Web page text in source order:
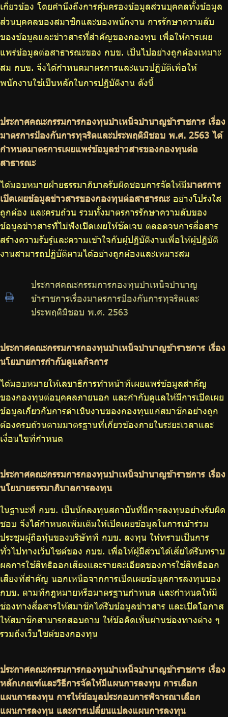
ไทย | Eng
เกี่ยวข้อง โดยคำนึงถึงการคุ้มครองข้อมูลส่วนบุคคลทั้งข้อมูล
ส่วนบุคคลของสมาชิกและของพนักงาน การรักษาความลับ
ของข้อมูลและข่าวสารที่สำคัญของกองทุน เพื่อให้การเผย
แพร่ข้อมูลต่อสาธารณะของ กบข. เป็นไปอย่างถูกต้องเหมาะ
สม กบข. จึงได้กำหนดมาตรการและแนวปฏิบัติเพื่อให้
พนักงานใช้เป็นหลักในการปฏิบัติงาน ดังนี้
ประกาศคณะกรรมการกองทุนบำเหน็จบำนาญข้าราชการ เรื่อง
มาตรการป้องกันการทุจริตและประพฤติมิชอบ พ.ศ. 2563 ได้
กำหนดมาตรการเผยแพร่ข้อมูลข่าวสารของกองทุนต่อ
สาธารณะ
ได้มอบหมายฝ่ายธรรมาภิบาลรับผิดชอบการจัดให้มีมาตรการ
เปิดเผยข้อมูลข่าวสารของกองทุนต่อสาธารณะอย่างโปร่งใส
ถูกต้อง และครบถ้วน รวมทั้งมาตรการรักษาความลับของ
ข้อมูลข่าวสารที่ไม่พึงเปิดเผยให้ชัดเจน ตลอดจนการสื่อสาร
สร้างความรับรู้และความเข้าใจกับผู้ปฏิบัติงานเพื่อให้ผู้ปฏิบัติ
งานสามารถปฏิบัติตามได้อย่างถูกต้องและเหมาะสม
ประกาศคณะกรรมการกองทุนบำเหน็จบำนาญ
ข้าราชการเรื่องมาตรการป้องกันการทุจริตและ
ประพฤติมิชอบ พ.ศ. 2563
ประกาศคณะกรรมการกองทุนบำเหน็จบำนาญข้าราชการ เรื่อง
นโยบายการกำกับดูแลกิจการ
ได้มอบหมายให้เลขาธิการทำหน้าที่เผยแพร่ข้อมูลสำคัญ
ของกองทุนต่อบุคคลภายนอก และกำกับดูแลให้มีการเปิดเผย
ข้อมูลเกี่ยวกับการดำเนินงานของกองทุนแก่สมาชิกอย่างถูก
ต้องครบถ้วนตามมาตรฐานที่เกี่ยวข้องภายในระยะเวลาและ
เงื่อนไขที่กำหนด
ประกาศคณะกรรมการกองทุนบำเหน็จบำนาญข้าราชการ เรื่อง
นโยบายธรรมาภิบาลการลงทุน
ในฐานะที่ กบข. เป็นนักลงทุนสถาบันที่มีการลงทุนอย่างรับผิด
ชอบ จึงได้กำหนดเพิ่มเติมให้เปิดเผยข้อมูลในการเข้าร่วม
ประชุมผู้ถือหุ้นของบริษัทที่ กบข. ลงทุน ให้ทราบเป็นการ
ทั่วไปทางเว็บไซต์ของ กบข. เพื่อให้ผู้มีส่วนได้เสียได้รับทราบ
ผลการใช้สิทธิออกเสียงและรายละเอียดของการใช้สิทธิออก
เสียงที่สำคัญ นอกเหนือจากการเปิดเผยข้อมูลการลงทุนของ
กบข. ตามที่กฎหมายหรือมาตรฐานกำหนด และกำหนดให้มี
ช่องทางสื่อสารให้สมาชิกได้รับข้อมูลข่าวสาร และเปิดโอกาส
ให้สมาชิกสามารถสอบถาม ให้ข้อคิดเห็นผ่านช่องทางต่าง ๆ
รวมถึงเว็บไซต์ของกองทุน
ประกาศคณะกรรมการกองทุนบำเหน็จบำนาญข้าราชการ เรื่อง
หลักเกณฑ์และวิธีการจัดให้มีแผนการลงทุน การเลือก
แผนการลงทุน การให้ข้อมูลประกอบการพิจารณาเลือก
แผนการลงทุน และการเปลี่ยนแปลงแผนการลงทุน